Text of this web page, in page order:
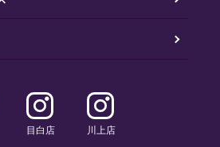
目白店 川上店